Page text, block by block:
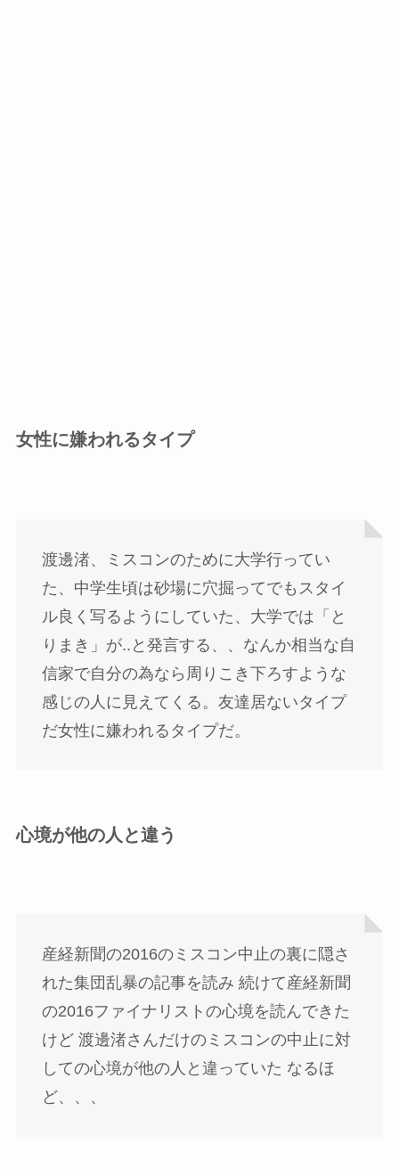
女性に嫌われるタイプ
渡邊渚、ミスコンのために大学行ってい
た、中学生頃は砂場に穴掘ってでもスタイ
ル良く写るようにしていた、大学では「と
りまき」が..と発言する、、なんか相当な自
信家で自分の為なら周りこき下ろすような
感じの人に見えてくる。友達居ないタイプ
だ女性に嫌われるタイプだ。
心境が他の人と違う
産経新聞の2016のミスコン中止の裏に隠さ
れた集団乱暴の記事を読み 続けて産経新聞
の2016ファイナリストの心境を読んできた
けど 渡邊渚さんだけのミスコンの中止に対
しての心境が他の人と違っていた なるほ
ど、、、